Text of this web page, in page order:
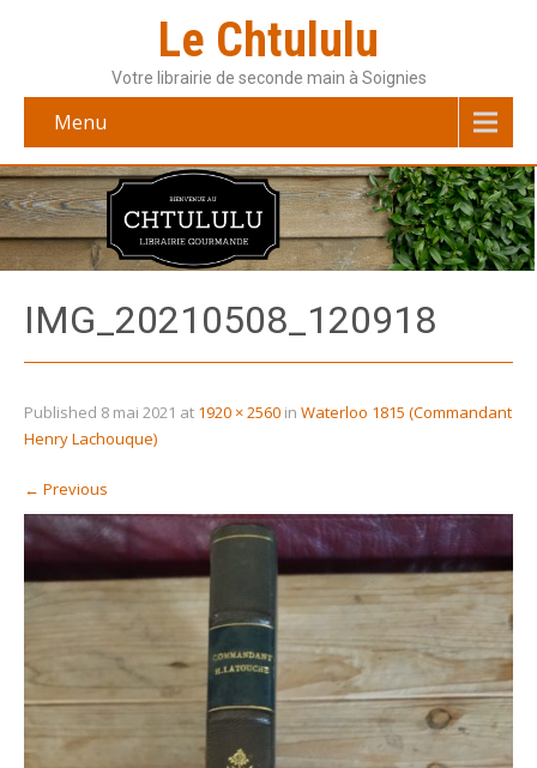
Le Chtululu
Votre librairie de seconde main à Soignies
Menu
IMG_20210508_120918
Published 8 mai 2021 at 1920 × 2560 in Waterloo 1815 (Commandant
Henry Lachouque)
← Previous